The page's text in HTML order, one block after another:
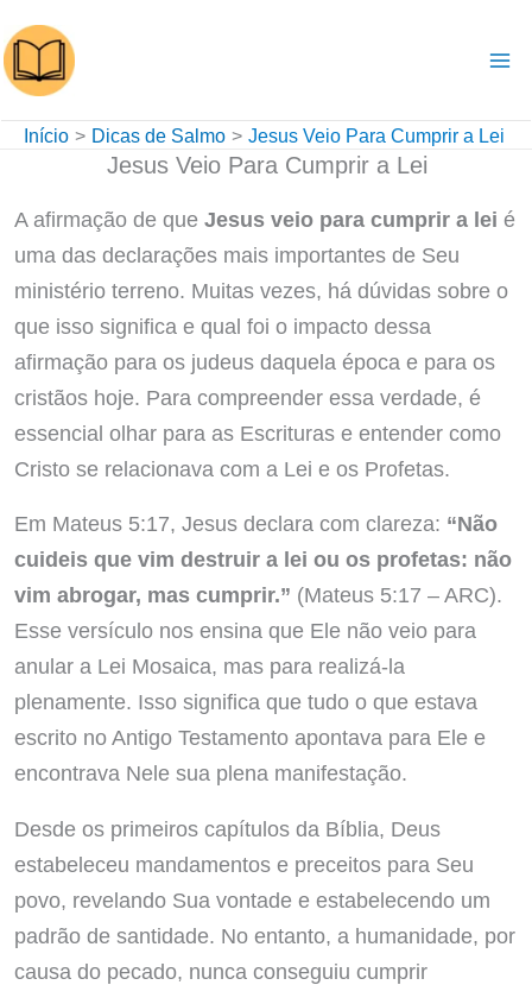
para
o
conteúdo
Início Dicas de Salmo Jesus Veio Para Cumprir a Lei
Jesus Veio Para Cumprir a Lei
A afirmação de que Jesus veio para cumprir a lei é
uma das declarações mais importantes de Seu
ministério terreno. Muitas vezes, há dúvidas sobre o
que isso significa e qual foi o impacto dessa
afirmação para os judeus daquela época e para os
cristãos hoje. Para compreender essa verdade, é
essencial olhar para as Escrituras e entender como
Cristo se relacionava com a Lei e os Profetas.
Em Mateus 5:17, Jesus declara com clareza: “Não
cuideis que vim destruir a lei ou os profetas: não
vim abrogar, mas cumprir.” (Mateus 5:17 – ARC).
Esse versículo nos ensina que Ele não veio para
anular a Lei Mosaica, mas para realizá-la
plenamente. Isso significa que tudo o que estava
escrito no Antigo Testamento apontava para Ele e
encontrava Nele sua plena manifestação.
Desde os primeiros capítulos da Bíblia, Deus
estabeleceu mandamentos e preceitos para Seu
povo, revelando Sua vontade e estabelecendo um
padrão de santidade. No entanto, a humanidade, por
causa do pecado, nunca conseguiu cumprir